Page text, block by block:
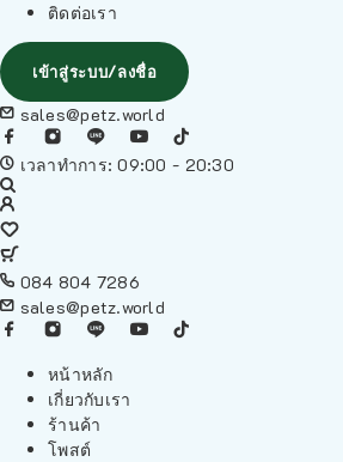
ติดต่อเรา
เข้าสู่ระบบ/ลงชื่อ
sales@petz.world
เวลาทำการ: 09:00 - 20:30
084 804 7286
sales@petz.world
หน้าหลัก
เกี่ยวกับเรา
ร้านค้า
โพสต์